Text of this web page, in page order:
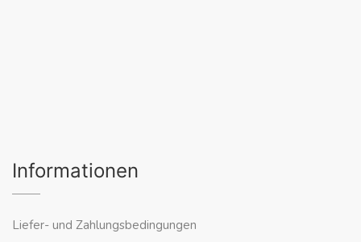
Informationen
Liefer- und Zahlungsbedingungen